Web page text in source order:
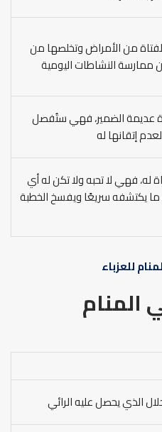
من الأمراض وتخلصها من
النشاطات اليومية
عديمة الضمير، فهي ستُفصل
إتقانها له
له، فهي لا تحبه ولا تكن له أي
يكتشفه سريعًا ويفسخ الخطبة
للعزباء
المنام
الذي يحصل عليه الرائي